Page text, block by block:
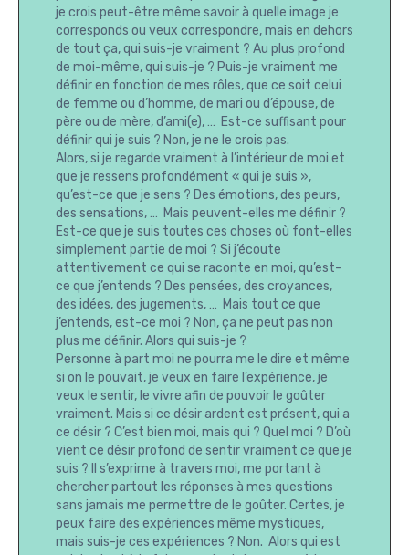
je crois peut-être même savoir à quelle image je
corresponds ou veux correspondre, mais en dehors
de tout ça, qui suis-je vraiment ? Au plus profond
de moi-même, qui suis-je ? Puis-je vraiment me
définir en fonction de mes rôles, que ce soit celui
de femme ou d’homme, de mari ou d’épouse, de
père ou de mère, d’ami(e), … Est-ce suffisant pour
définir qui je suis ? Non, je ne le crois pas.
Alors, si je regarde vraiment à l’intérieur de moi et
que je ressens profondément « qui je suis »,
qu’est-ce que je sens ? Des émotions, des peurs,
des sensations, … Mais peuvent-elles me définir ?
Est-ce que je suis toutes ces choses où font-elles
simplement partie de moi ? Si j’écoute
attentivement ce qui se raconte en moi, qu’est-
ce que j’entends ? Des pensées, des croyances,
des idées, des jugements, … Mais tout ce que
j’entends, est-ce moi ? Non, ça ne peut pas non
plus me définir. Alors qui suis-je ?
Personne à part moi ne pourra me le dire et même
si on le pouvait, je veux en faire l’expérience, je
veux le sentir, le vivre afin de pouvoir le goûter
vraiment. Mais si ce désir ardent est présent, qui a
ce désir ? C’est bien moi, mais qui ? Quel moi ? D’où
vient ce désir profond de sentir vraiment ce que je
suis ? Il s’exprime à travers moi, me portant à
chercher partout les réponses à mes questions
sans jamais me permettre de le goûter. Certes, je
peux faire des expériences même mystiques,
mais suis-je ces expériences ? Non. Alors qui est